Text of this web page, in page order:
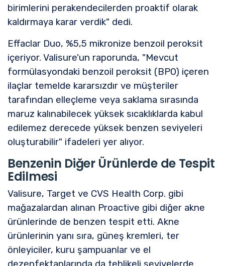
birimlerini perakendecilerden proaktif olarak
kaldırmaya karar verdik" dedi.
Effaclar Duo, %5,5 mikronize benzoil peroksit
içeriyor. Valisure'un raporunda, "Mevcut
formülasyondaki benzoil peroksit (BPO) içeren
ilaçlar temelde kararsızdır ve müşteriler
tarafından elleçleme veya saklama sırasında
maruz kalınabilecek yüksek sıcaklıklarda kabul
edilemez derecede yüksek benzen seviyeleri
oluşturabilir" ifadeleri yer alıyor.
Benzenin Diğer Ürünlerde de Tespit
Edilmesi
Valisure, Target ve CVS Health Corp. gibi
mağazalardan alınan Proactive gibi diğer akne
ürünlerinde de benzen tespit etti. Akne
ürünlerinin yanı sıra, güneş kremleri, ter
önleyiciler, kuru şampuanlar ve el